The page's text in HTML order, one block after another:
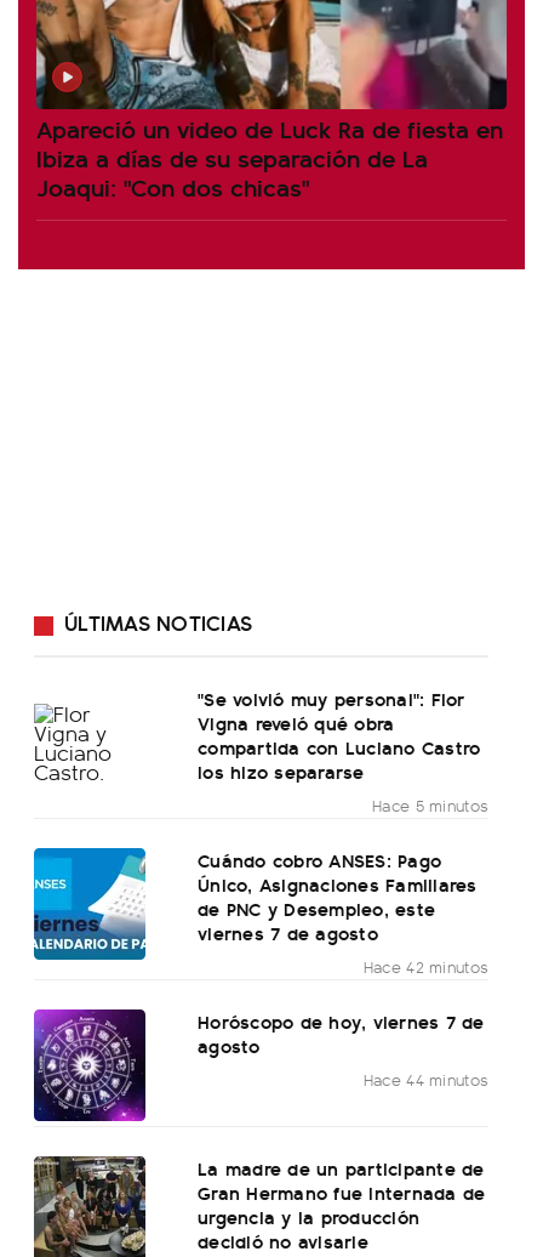
Apareció un video de Luck Ra de fiesta en
Ibiza a días de su separación de La
Joaqui: "Con dos chicas"
ÚLTIMAS NOTICIAS
"Se volvió muy personal": Flor
Vigna reveló qué obra
compartida con Luciano Castro
los hizo separarse
Hace 5 minutos
Cuándo cobro ANSES: Pago
Único, Asignaciones Familiares
de PNC y Desempleo, este
viernes 7 de agosto
Hace 42 minutos
Horóscopo de hoy, viernes 7 de
agosto
Hace 44 minutos
La madre de un participante de
Gran Hermano fue internada de
urgencia y la producción
decidió no avisarle